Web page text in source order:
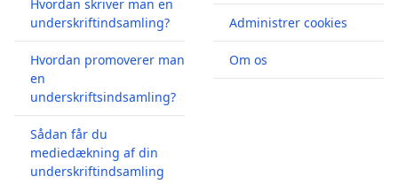
Hvordan skriver man en
underskriftindsamling?
Hvordan promoverer man
en
underskriftsindsamling?
Sådan får du
mediedækning af din
underskriftindsamling
Administrer cookies
Om os